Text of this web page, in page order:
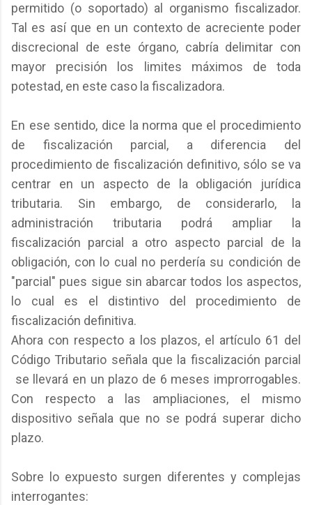
permitido (o soportado) al organismo fiscalizador.
Tal es así que en un contexto de acreciente poder
discrecional de este órgano, cabría delimitar con
mayor precisión los limites máximos de toda
potestad, en este caso la fiscalizadora.
En ese sentido, dice la norma que el procedimiento
de fiscalización parcial, a diferencia del
procedimiento de fiscalización definitivo, sólo se va
centrar en un aspecto de la obligación jurídica
tributaria. Sin embargo, de considerarlo, la
administración tributaria podrá ampliar la
fiscalización parcial a otro aspecto parcial de la
obligación, con lo cual no perdería su condición de
"parcial" pues sigue sin abarcar todos los aspectos,
lo cual es el distintivo del procedimiento de
fiscalización definitiva.
Ahora con respecto a los plazos, el artículo 61 del
Código Tributario señala que la fiscalización parcial
se llevará en un plazo de 6 meses improrrogables.
Con respecto a las ampliaciones, el mismo
dispositivo señala que no se podrá superar dicho
plazo.
Sobre lo expuesto surgen diferentes y complejas
interrogantes: